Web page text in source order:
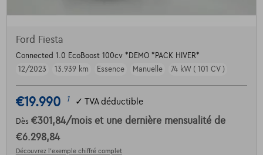
Ford Fiesta
Connected 1.0 EcoBoost 100cv *DEMO *PACK HIVER*
12/2023
13.939 km Essence Manuelle 74 kW ( 101 CV )
€19.990 1 ✓ TVA déductible
Dès €301,84/mois et une dernière mensualité de
€6.298,84
Découvrez l’exemple chiffré complet